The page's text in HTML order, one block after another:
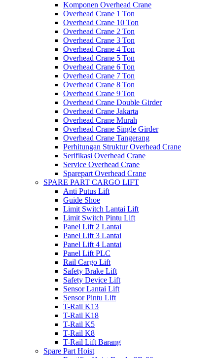
Komponen Overhead Crane
Overhead Crane 1 Ton
Overhead Crane 10 Ton
Overhead Crane 2 Ton
Overhead Crane 3 Ton
Overhead Crane 4 Ton
Overhead Crane 5 Ton
Overhead Crane 6 Ton
Overhead Crane 7 Ton
Overhead Crane 8 Ton
Overhead Crane 9 Ton
Overhead Crane Double Girder
Overhead Crane Jakarta
Overhead Crane Murah
Overhead Crane Single Girder
Overhead Crane Tangerang
Perhitungan Struktur Overhead Crane
Serifikasi Overhead Crane
Service Overhead Crane
Sparepart Overhead Crane
SPARE PART CARGO LIFT
Anti Putus Lift
Guide Shoe
Limit Switch Lantai Lift
Limit Switch Pintu Lift
Panel Lift 2 Lantai
Panel Lift 3 Lantai
Panel Lift 4 Lantai
Panel Lift PLC
Rail Cargo Lift
Safety Brake Lift
Safety Device Lift
Sensor Lantai Lift
Sensor Pintu Lift
T-Rail K13
T-Rail K18
T-Rail K5
T-Rail K8
T-Rail Lift Barang
Spare Part Hoist